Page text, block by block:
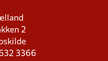
2
3366